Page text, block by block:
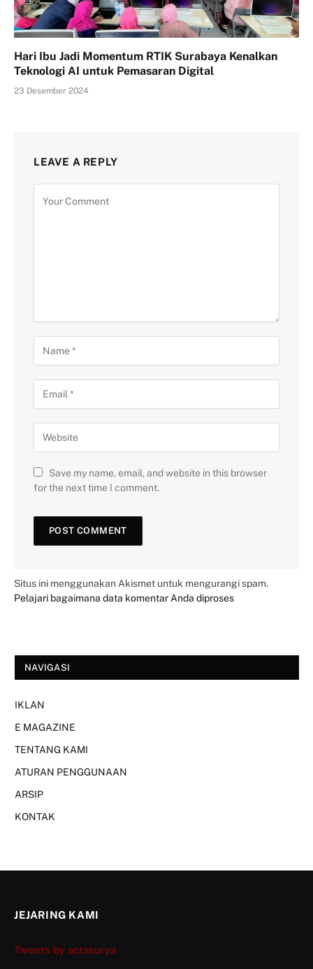
Hari Ibu Jadi Momentum RTIK Surabaya Kenalkan
Teknologi AI untuk Pemasaran Digital
23 Desember 2024
LEAVE A REPLY
Save my name, email, and website in this browser
for the next time I comment.
Situs ini menggunakan Akismet untuk mengurangi spam.
Pelajari bagaimana data komentar Anda diproses
NAVIGASI
IKLAN
E MAGAZINE
TENTANG KAMI
ATURAN PENGGUNAAN
ARSIP
KONTAK
JEJARING KAMI
Tweets by actasurya